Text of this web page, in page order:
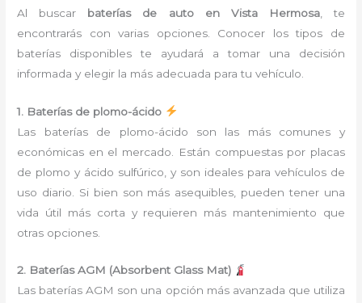
Al buscar baterías de auto en Vista Hermosa, te
encontrarás con varias opciones. Conocer los tipos de
baterías disponibles te ayudará a tomar una decisión
informada y elegir la más adecuada para tu vehículo.
1. Baterías de plomo-ácido
Las baterías de plomo-ácido son las más comunes y
económicas en el mercado. Están compuestas por placas
de plomo y ácido sulfúrico, y son ideales para vehículos de
uso diario. Si bien son más asequibles, pueden tener una
vida útil más corta y requieren más mantenimiento que
otras opciones.
2. Baterías AGM (Absorbent Glass Mat)
Las baterías AGM son una opción más avanzada que utiliza